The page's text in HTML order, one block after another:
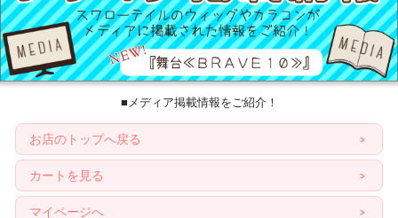
■メディア掲載情報をご紹介！
お店のトップへ戻る
カートを見る
マイページへ